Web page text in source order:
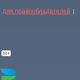
для правообладателей |